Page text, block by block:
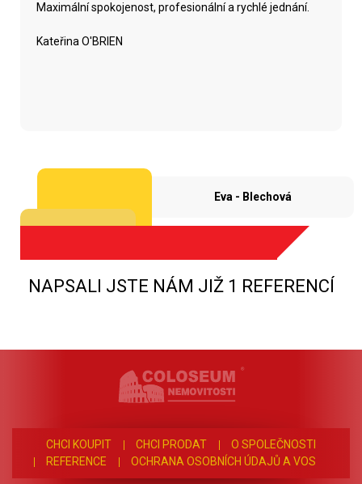
Maximální spokojenost, profesionální a rychlé jednání.
Kateřina O'BRIEN
Eva - Blechová
NAPSALI JSTE NÁM JIŽ 1 REFERENCÍ
CHCI KOUPIT CHCI PRODAT
O SPOLEČNOSTI
REFERENCE
OCHRANA OSOBNÍCH ÚDAJŮ A VOS